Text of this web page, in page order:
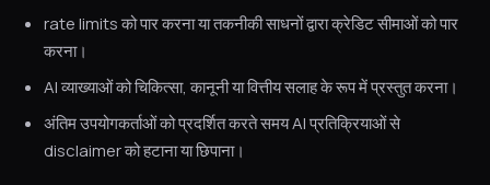
rate limits को पार करना या तकनीकी साधनों द्वारा क्रेडिट सीमाओं को पार
करना।
AI व्याख्याओं को चिकित्सा, कानूनी या वित्तीय सलाह के रूप में प्रस्तुत करना।
अंतिम उपयोगकर्ताओं को प्रदर्शित करते समय AI प्रतिक्रियाओं से
disclaimer को हटाना या छिपाना।